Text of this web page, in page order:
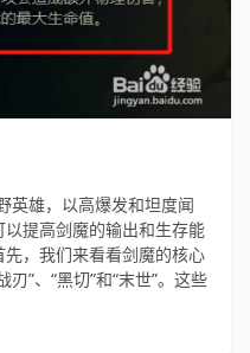
英雄，以高爆发和坦度闻
提高剑魔的输出和生存能
，我们来看看剑魔的核心
”、“黑切”和“末世”。这些